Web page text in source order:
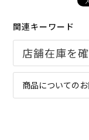
関連キーワード
商品についての